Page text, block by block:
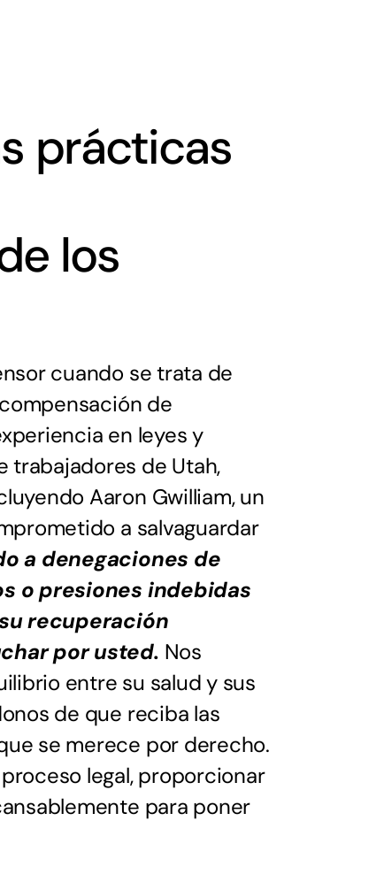
prácticas
los
cuando se trata de
de
en leyes y
trabajadores de Utah,
Aaron Gwilliam, un
a salvaguardar
a denegaciones de
o presiones indebidas
recuperación
por usted. Nos
entre su salud y sus
de que reciba las
se merece por derecho.
legal, proporcionar
para poner